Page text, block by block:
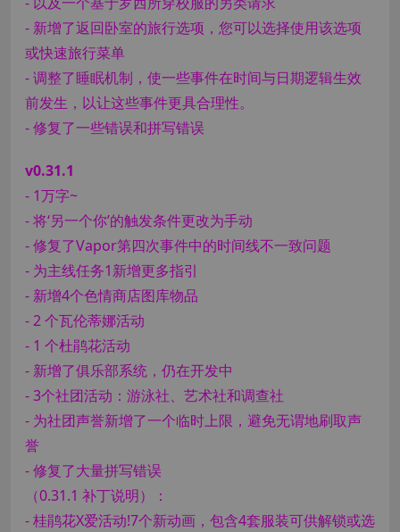
- 新增了返回卧室的旅行选项，您可以选择使用该选项
或快速旅行菜单
- 调整了睡眠机制，使一些事件在时间与日期逻辑生效
前发生，以让这些事件更具合理性。
- 修复了一些错误和拼写错误
v0.31.1
- 1万字~
- 将‘另一个你’的触发条件更改为手动
- 修复了Vapor第四次事件中的时间线不一致问题
- 为主线任务1新增更多指引
- 新增4个色情商店图库物品
- 2 个瓦伦蒂娜活动
- 1 个杜鹃花活动
- 新增了俱乐部系统，仍在开发中
- 3个社团活动：游泳社、艺术社和调查社
- 为社团声誉新增了一个临时上限，避免无谓地刷取声
誉
- 修复了大量拼写错误
（0.31.1 补丁说明）：
- 桂鹃花X爱活动!7个新动画，包含4套服装可供解锁或选